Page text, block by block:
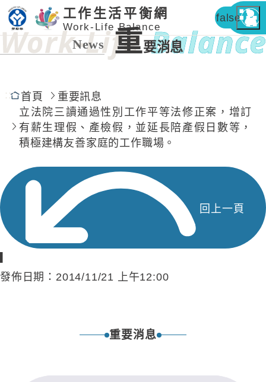
工作生活平衡網
Work-Life Balance
false
News 重要消息
::: 首頁
重要訊息
立法院三讀通過性別工作平等法修正案，增訂
有薪生理假、產檢假，並延長陪產假日數等，
積極建構友善家庭的工作職場。
回上一頁
發佈日期：2014/11/21 上午12:00
重要消息